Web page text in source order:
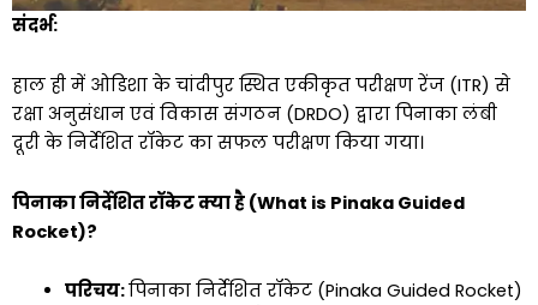
संदर्भ:
हाल ही में ओडिशा के चांदीपुर स्थित एकीकृत परीक्षण रेंज (ITR) से
रक्षा अनुसंधान एवं विकास संगठन (DRDO) द्वारा पिनाका लंबी
दूरी के निर्देशित रॉकेट का सफल परीक्षण किया गया।
पिनाका निर्देशित रॉकेट क्या है (What is Pinaka Guided
Rocket)?
परिचय:पिनाका निर्देशित रॉकेट (Pinaka Guided Rocket)